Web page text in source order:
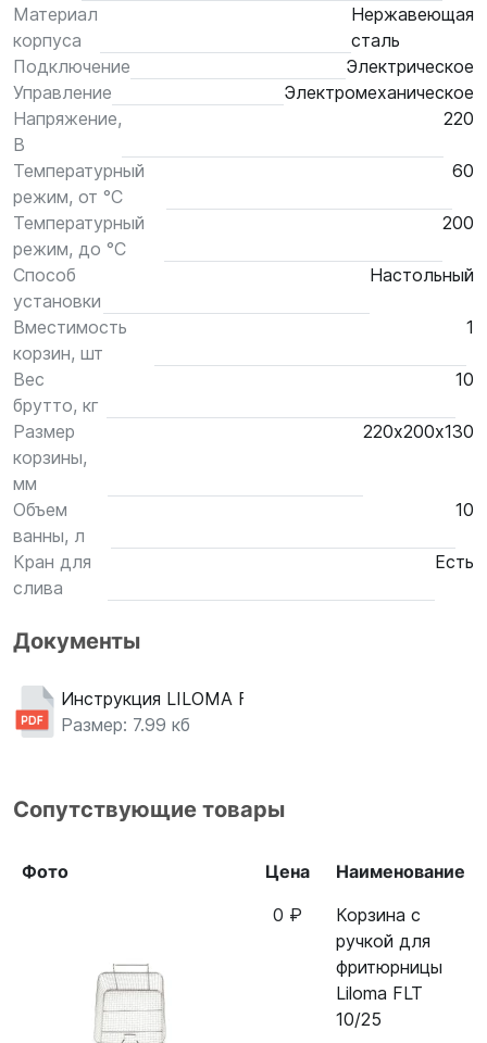
Материал
корпуса
Нержавеющая
сталь
Подключение
Электрическое
Управление
Электромеханическое
Напряжение,
В
220
Температурный
режим, от °С
60
Температурный
режим, до °С
200
Способ
установки
Настольный
Вместимость
корзин, шт
1
Вес
брутто, кг
10
Размер
корзины,
мм
220х200х130
Объем
ванны, л
10
Кран для
слива
Есть
Документы
Инструкция LILOMA FLT 10
Размер: 7.99 кб
Сопутствующие товары
Фото Цена
Наименование
0 ₽
Корзина с
ручкой для
фритюрницы
Liloma FLT
10/25